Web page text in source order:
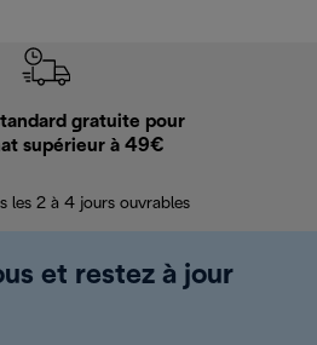
gratuite pour
supérieur à 49€
les 2 à 4 jours ouvrables
et restez à jour